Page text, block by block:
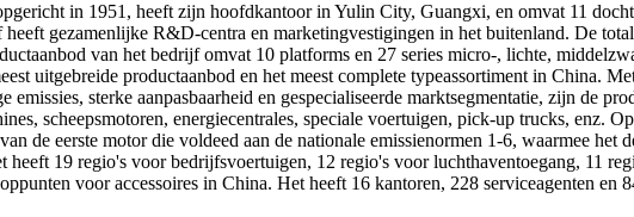
in 1951, heeft zijn hoofdkantoor in Yulin City, Guangxi, en omvat 11
gezamenlijke R&D-centra en marketingvestigingen in het buitenland. De
van het bedrijf omvat 10 platforms en 27 series micro-, lichte,
uitgebreide productaanbod en het meest complete typeassortiment in China.
emissies, sterke aanpasbaarheid en gespecialiseerde marktsegmentatie, zijn de
scheepsmotoren, energiecentrales, speciale voertuigen, pick-up trucks, enz.
de eerste motor die voldeed aan de nationale emissienormen 1-6, waarmee
19 regio's voor bedrijfsvoertuigen, 12 regio's voor luchthaventoegang, 11
voor accessoires in China. Het heeft 16 kantoren, 228 serviceagenten